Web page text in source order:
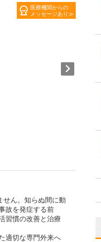
医療機関からの
メッセージあり
せん。知らぬ間に動
故を発症する前
習慣の改善と治療
適切な専門外来へ